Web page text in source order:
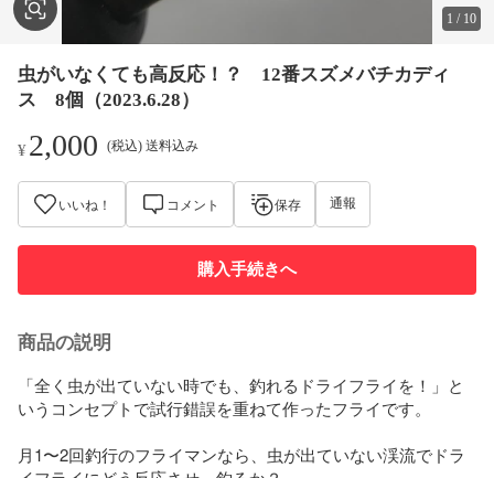
1 / 10
虫がいなくても高反応！？ 12番スズメバチカディ
ス 8個（2023.6.28）
¥2,000 (税込) 送料込み
いいね！ コメント 保存 通報
購入手続きへ
商品の説明
「全く虫が出ていない時でも、釣れるドライフライを！」と
いうコンセプトで試行錯誤を重ねて作ったフライです。
月1〜2回釣行のフライマンなら、虫が出ていない渓流でドラ